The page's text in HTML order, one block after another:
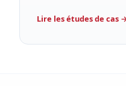
Lire les études de cas